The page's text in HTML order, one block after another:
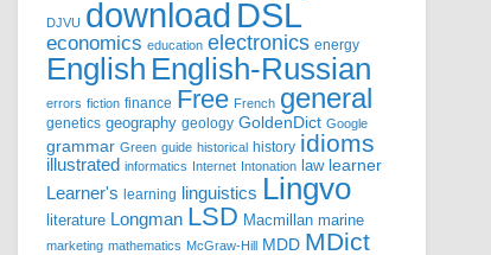
DJVU download DSL
economics education electronics energy
English English-Russian
errors fiction finance Free French general
genetics geography geology GoldenDict Google
grammar Green guide historical history idioms
illustrated informatics Internet Intonation law learner
Learner's learning linguistics Lingvo
literature Longman LSD Macmillan marine
marketing mathematics McGraw-Hill MDD MDict